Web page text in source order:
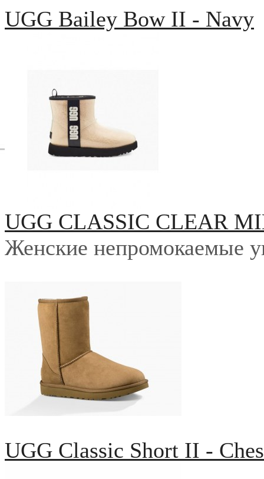
UGG Bailey Bow II - Navy
UGG CLASSIC CLEAR
Женские непромокаемые
UGG Classic Short II -